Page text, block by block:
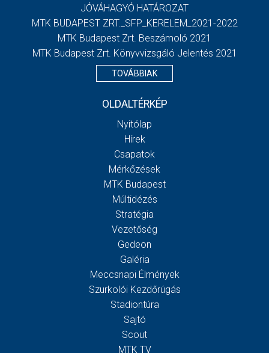
JÓVÁHAGYÓ HATÁROZAT
MTK BUDAPEST ZRT._SFP_KERELEM_2021-2022
MTK Budapest Zrt. Beszámoló 2021
MTK Budapest Zrt. Könyvvizsgáló Jelentés 2021
TOVÁBBIAK
OLDALTÉRKÉP
Nyitólap
Hírek
Csapatok
Mérkőzések
MTK Budapest
Múltidézés
Stratégia
Vezetőség
Gedeon
Galéria
Meccsnapi Élmények
Szurkolói Kezdőrúgás
Stadiontúra
Sajtó
Scout
MTK TV